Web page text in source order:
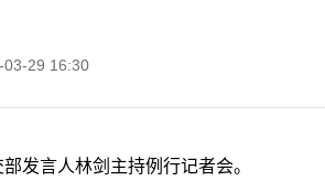
03-29 16:30
发言人林剑主持例行记者会。